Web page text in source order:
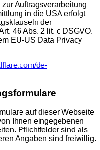
Auftragsverarbeitung
in die USA erfolgt
der
46 Abs. 2 lit. c DSGVO.
EU-US Data Privacy
de-
auf dieser Webseite
Ihnen eingegebenen
Pflichtfelder sind als
Angaben sind freiwillig.